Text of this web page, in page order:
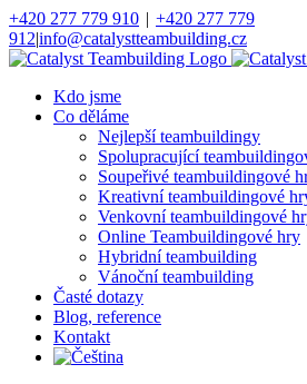
Přeskočit
na
obsah
+420 277 779 910 | +420 277 779
912|info@catalystteambuilding.cz
Facebook
Instagram
Kdo jsme
Co děláme
Nejlepší teambuildingy
Spolupracující
Soupeřivé teambuildingové
Kreativní teambuildingové
Venkovní teambuildingové
Online Teambuildingové hry
Hybridní teambuilding
Vánoční teambuilding
Časté dotazy
Blog, reference
Kontakt